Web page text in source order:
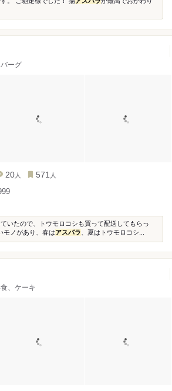
ーグ
20 人 571 人
ていたので、トウモロコシも買って配送してもらっ
モノがあり、春はアスパラ 、夏はトウモロコシ...
、ケーキ